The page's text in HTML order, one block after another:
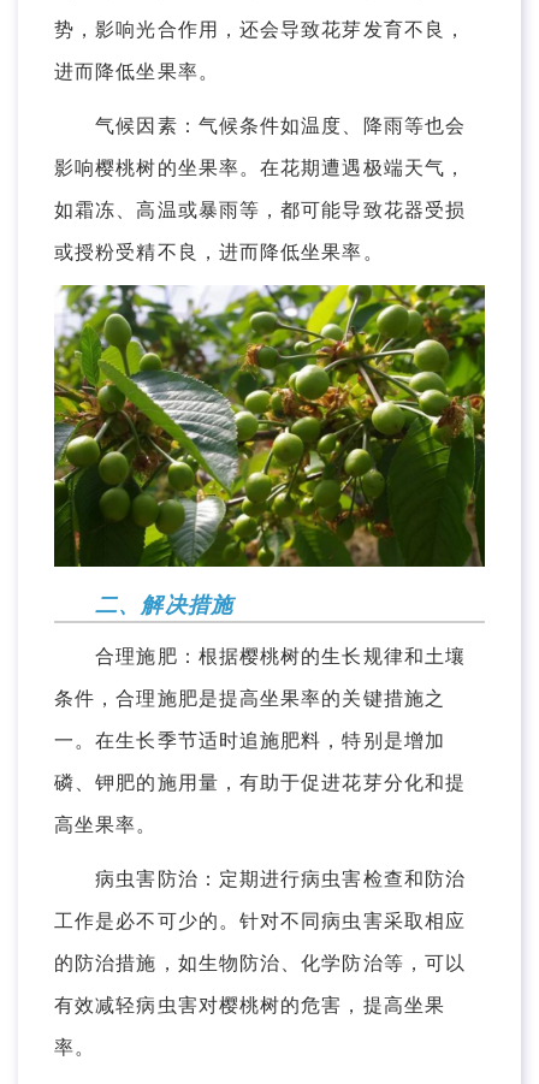
势，影响光合作用，还会导致花芽发育不良，
进而降低坐果率。
气候因素：气候条件如温度、降雨等也会
影响樱桃树的坐果率。在花期遭遇极端天气，
如霜冻、高温或暴雨等，都可能导致花器受损
或授粉受精不良，进而降低坐果率。
二、解决措施
合理施肥：根据樱桃树的生长规律和土壤
条件，合理施肥是提高坐果率的关键措施之
一。在生长季节适时追施肥料，特别是增加
磷、钾肥的施用量，有助于促进花芽分化和提
高坐果率。
病虫害防治：定期进行病虫害检查和防治
工作是必不可少的。针对不同病虫害采取相应
的防治措施，如生物防治、化学防治等，可以
有效减轻病虫害对樱桃树的危害，提高坐果
率。